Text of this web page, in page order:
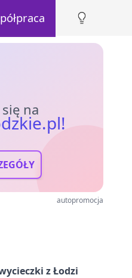
na
autopromocja
z Łodzi